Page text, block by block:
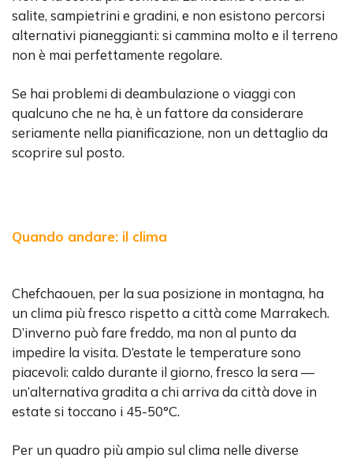
salite, sampietrini e gradini, e non esistono percorsi
alternativi pianeggianti: si cammina molto e il terreno
non è mai perfettamente regolare.
Se hai problemi di deambulazione o viaggi con
qualcuno che ne ha, è un fattore da considerare
seriamente nella pianificazione, non un dettaglio da
scoprire sul posto.
Quando andare: il clima
Chefchaouen, per la sua posizione in montagna, ha
un clima più fresco rispetto a città come Marrakech.
D’inverno può fare freddo, ma non al punto da
impedire la visita. D’estate le temperature sono
piacevoli: caldo durante il giorno, fresco la sera —
un’alternativa gradita a chi arriva da città dove in
estate si toccano i 45-50°C.
Per un quadro più ampio sul clima nelle diverse